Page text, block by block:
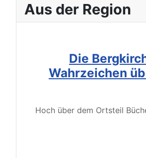
Aus der Region
Die
Wahrzeichen
Hoch über dem Ortsteil